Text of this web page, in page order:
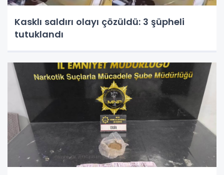
Kasklı saldırı olayı çözüldü: 3 şüpheli
tutuklandı